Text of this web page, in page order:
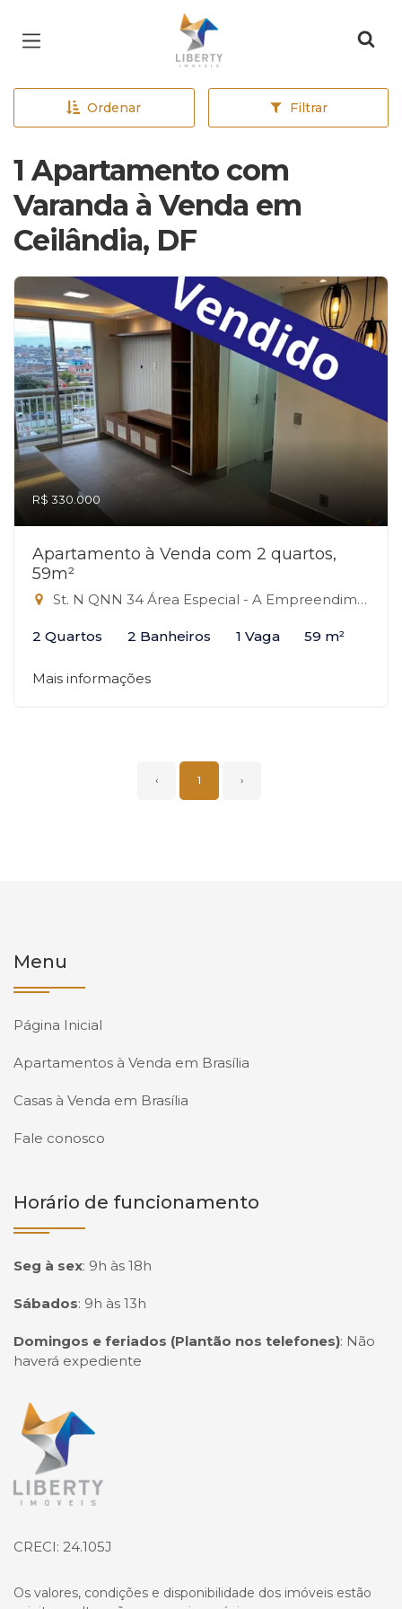
Página inicial
Ordenar Filtrar
1 Apartamento com
Varanda à Venda em
Ceilândia, DF
R$ 330.000
Apartamento à Venda com 2 quartos,
59m²
St. N QNN 34 Área Especial - A Empreendimento, 34 - QNN, Ceilândia-DF
2 Quartos 2 Banheiros 1 Vaga 59 m²
Mais informações
‹ 1 ›
Menu
Página Inicial
Apartamentos à Venda em Brasília
Casas à Venda em Brasília
Fale conosco
Horário de funcionamento
Seg à sex: 9h às 18h
Sábados: 9h às 13h
Domingos e feriados (Plantão nos telefones): Não
haverá expediente
Página inicial
CRECI: 24.105J
Os valores, condições e disponibilidade dos imóveis estão